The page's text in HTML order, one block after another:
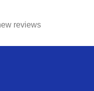
reviews